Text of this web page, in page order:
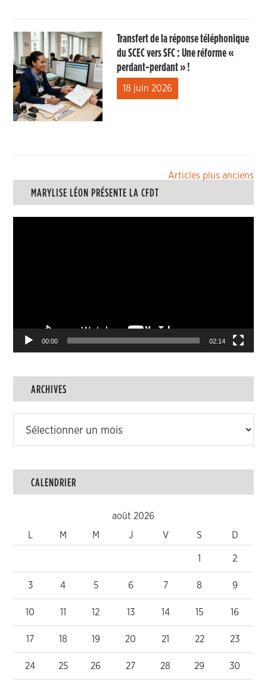
Transfert de la réponse téléphonique
du SCEC vers SFC : Une réforme «
perdant-perdant » !
18 juin 2026
Navigation
des
articles
Articles plus anciens
MARYLISE LÉON PRÉSENTE LA CFDT
00:00 02:14
ARCHIVES
CALENDRIER
août 2026
M M J V S D
1 2
3 4 5 6 7 8 9
10 11 12 13 14 15 16
17 18 19 20 21 22 23
24 25 26 27 28 29 30